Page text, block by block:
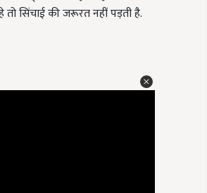
तो सिंचाई की जरूरत नहीं पड़ती है.